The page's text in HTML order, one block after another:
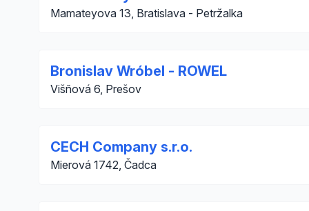
Mamateyova 13, Bratislava - Petržalka
Bronislav Wróbel - ROWEL
Višňová 6, Prešov
CECH Company s.r.o.
Mierová 1742, Čadca